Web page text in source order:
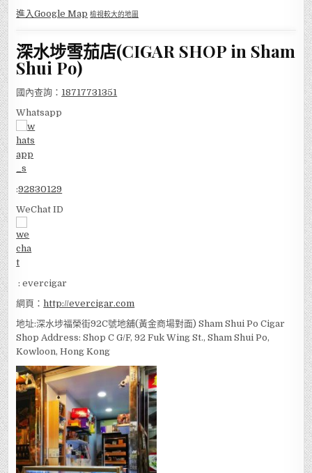
進入Google Map 檢視較大的地圖
深水埗雪茄店(CIGAR SHOP in Sham
Shui Po)
國內查詢： 18717731351
Whatsapp
:92830129
WeChat ID
: evercigar
網頁：http://evercigar.com
地址:深水埗福榮街92C號地舖(黃金商場對面) Sham Shui Po Cigar
Shop Address: Shop C G/F, 92 Fuk Wing St., Sham Shui Po,
Kowloon, Hong Kong